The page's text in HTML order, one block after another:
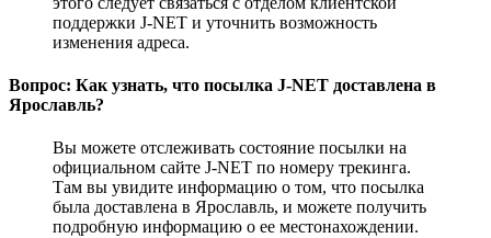
поддержки J-NET и уточнить возможность
изменения адреса.
Вопрос: Как узнать, что посылка J-NET доставлена в
Ярославль?
Вы можете отслеживать состояние посылки на
официальном сайте J-NET по номеру трекинга.
Там вы увидите информацию о том, что посылка
была доставлена в Ярославль, и можете получить
подробную информацию о ее местонахождении.